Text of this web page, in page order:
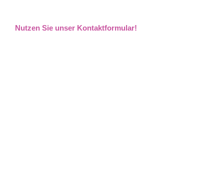
Nutzen Sie unser Kontaktformular!